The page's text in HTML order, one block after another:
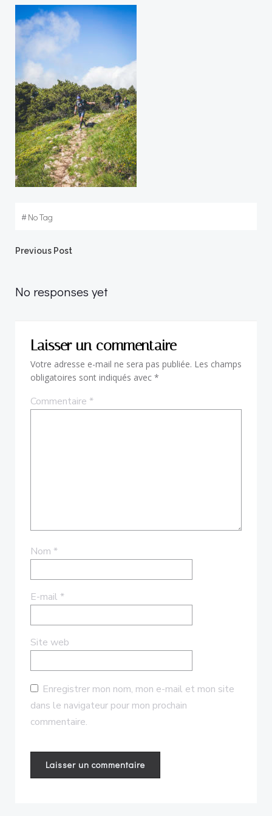
#No Tag
Post
navigation
Previous Post
No responses yet
Laisser un commentaire
Votre adresse e-mail ne sera pas publiée. Les champs
obligatoires sont indiqués avec *
Commentaire *
Nom *
E-mail *
Site web
Enregistrer mon nom, mon e-mail et mon site
dans le navigateur pour mon prochain
commentaire.